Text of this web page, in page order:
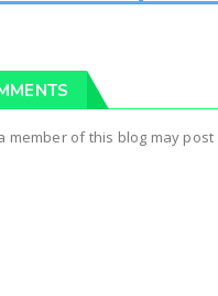
member of this blog may post